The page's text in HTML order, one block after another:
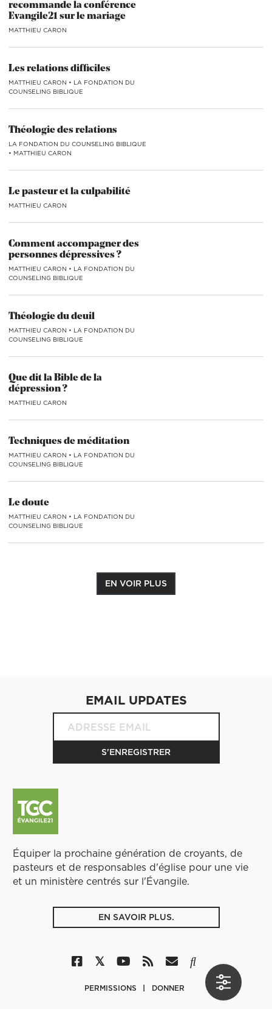
recommande la conférence
Evangile21 sur le mariage
MATTHIEU CARON
Les relations difficiles
MATTHIEU CARON • LA FONDATION DU
COUNSELING BIBLIQUE
Théologie des relations
LA FONDATION DU COUNSELING BIBLIQUE
• MATTHIEU CARON
Le pasteur et la culpabilité
MATTHIEU CARON
Comment accompagner des
personnes dépressives ?
MATTHIEU CARON • LA FONDATION DU
COUNSELING BIBLIQUE
Théologie du deuil
MATTHIEU CARON • LA FONDATION DU
COUNSELING BIBLIQUE
Que dit la Bible de la
dépression ?
MATTHIEU CARON
Techniques de méditation
MATTHIEU CARON • LA FONDATION DU
COUNSELING BIBLIQUE
Le doute
MATTHIEU CARON • LA FONDATION DU
COUNSELING BIBLIQUE
EN VOIR PLUS
Équiper la prochaine génération de croyants, de
pasteurs et de responsables d'église pour une vie
et un ministère centrés sur l'Évangile.
EN SAVOIR PLUS.
EMAIL UPDATES
PERMISSIONS DONNER